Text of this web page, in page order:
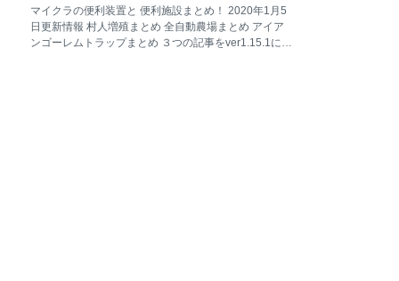
マイクラの便利装置と 便利施設まとめ！ 2020年1月5
日更新情報 村人増殖まとめ 全自動農場まとめ アイア
ンゴーレムトラップまとめ ３つの記事をver1.15.1に対